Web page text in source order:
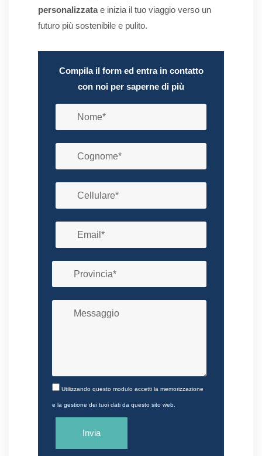
personalizzatae inizia il tuo viaggio verso un
futuro più sostenibile e pulito.
Compila il form ed entra in contatto
con noi per saperne di più
Utilizzando questo modulo accetti la memorizzazione
e la gestione dei tuoi dati da questo sito web.